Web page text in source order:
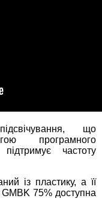
що
програмного
частоту
із пластику, а її
75% доступна